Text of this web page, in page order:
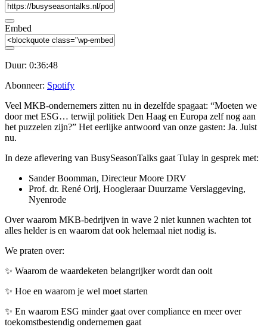
Embed
Duur: 0:36:48
Abonneer: Spotify
Veel MKB-ondernemers zitten nu in dezelfde spagaat: “Moeten we
door met ESG… terwijl politiek Den Haag en Europa zelf nog aan
het puzzelen zijn?” Het eerlijke antwoord van onze gasten: Ja. Juist
nu.
In deze aflevering van BusySeasonTalks gaat Tulay in gesprek met:
Sander Boomman, Directeur Moore DRV
Prof. dr. René Orij, Hoogleraar Duurzame Verslaggeving,
Nyenrode
Over waarom MKB-bedrijven in wave 2 niet kunnen wachten tot
alles helder is en waarom dat ook helemaal niet nodig is.
We praten over:
✨ Waarom de waardeketen belangrijker wordt dan ooit
✨ Hoe en waarom je wel moet starten
✨ En waarom ESG minder gaat over compliance en meer over
toekomstbestendig ondernemen gaat